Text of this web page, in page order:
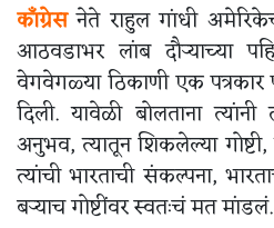
काँग्रेस नेते राहुल गांधी
आठवडाभर लांब दौऱ्याच्या
वेगवेगळ्या ठिकाणी एक
दिली. यावेळी बोलताना त्यांनी
अनुभव, त्यातून शिकलेल्या गोष्टी,
त्यांची भारताची संकल्पना,
बऱ्याच गोष्टींवर स्वतःचं मत मांडलं.